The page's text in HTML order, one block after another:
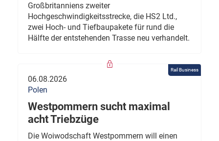
Großbritanniens zweiter
Hochgeschwindigkeitsstrecke, die HS2 Ltd.,
zwei Hoch- und Tiefbaupakete für rund die
Hälfte der entstehenden Trasse neu verhandelt.
Rail Business
06.08.2026
Polen
Westpommern sucht maximal
acht Triebzüge
Die Woiwodschaft Westpommern will einen